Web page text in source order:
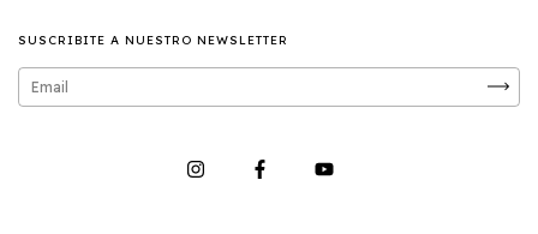
SUSCRIBITE A NUESTRO NEWSLETTER